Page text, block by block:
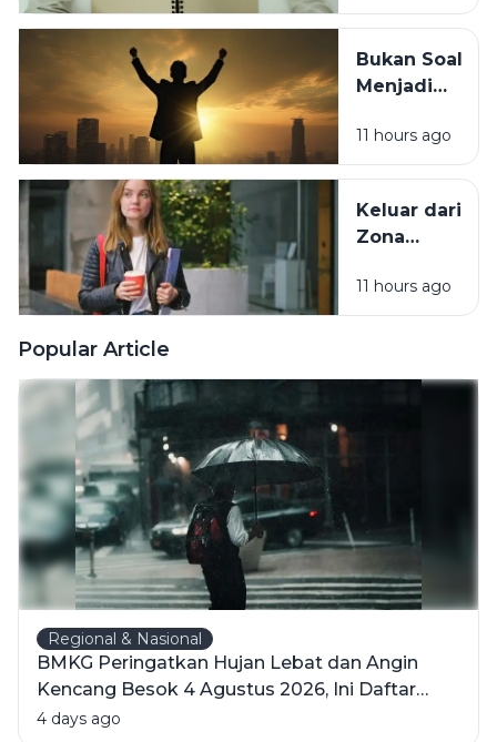
Tubuh
Sedang
Minta
Bukan Soal
Menjadi
Ini Cara
Berubah
Kehilangan
Diri Sendiri
11 hours ago
Keluar dari
Zona
Tanpa Harus
Memaksakan
11 hours ago
Popular Article
Regional & Nasional
BMKG Peringatkan Hujan Lebat dan Angin
Kencang Besok 4 Agustus 2026, Ini Daftar
Wilayahnya
4 days ago